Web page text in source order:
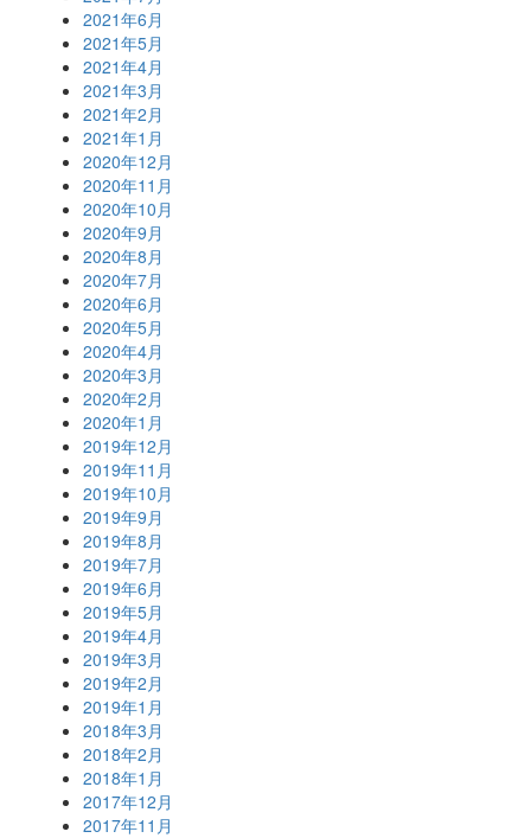
2021年6月
2021年5月
2021年4月
2021年3月
2021年2月
2021年1月
2020年12月
2020年11月
2020年10月
2020年9月
2020年8月
2020年7月
2020年6月
2020年5月
2020年4月
2020年3月
2020年2月
2020年1月
2019年12月
2019年11月
2019年10月
2019年9月
2019年8月
2019年7月
2019年6月
2019年5月
2019年4月
2019年3月
2019年2月
2019年1月
2018年3月
2018年2月
2018年1月
2017年12月
2017年11月